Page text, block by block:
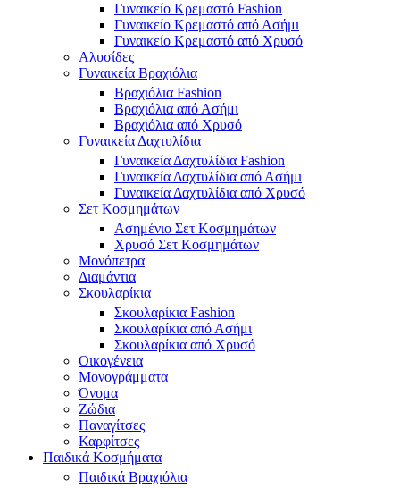
Γυναικείο Κρεμαστό Fashion
Γυναικείο Κρεμαστό από Ασήμι
Γυναικείο Κρεμαστό από Χρυσό
Αλυσίδες
Γυναικεία Βραχιόλια
Βραχιόλια Fashion
Βραχιόλια από Ασήμι
Βραχιόλια από Χρυσό
Γυναικεία Δαχτυλίδια
Γυναικεία Δαχτυλίδια Fashion
Γυναικεία Δαχτυλίδια από Ασήμι
Γυναικεία Δαχτυλίδια από Χρυσό
Σετ Κοσμημάτων
Ασημένιο Σετ Κοσμημάτων
Χρυσό Σετ Κοσμημάτων
Μονόπετρα
Διαμάντια
Σκουλαρίκια
Σκουλαρίκια Fashion
Σκουλαρίκια από Ασήμι
Σκουλαρίκια από Χρυσό
Οικογένεια
Μονογράμματα
Όνομα
Ζώδια
Παναγίτσες
Καρφίτσες
Παιδικά Κοσμήματα
Παιδικά Βραχιόλια